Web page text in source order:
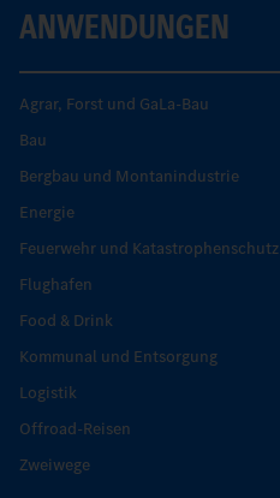
ANWENDUNGEN
Agrar, Forst und GaLa-Bau
Bau
Bergbau und Montanindustrie
Energie
Feuerwehr und Katastrophenschutz
Flughafen
Food & Drink
Kommunal und Entsorgung
Logistik
Offroad-Reisen
Zweiwege